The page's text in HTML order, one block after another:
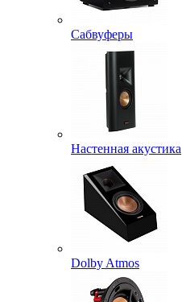
Сабвуферы
Настенная акустика
Dolby Atmos